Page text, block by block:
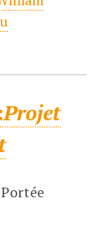
Projet